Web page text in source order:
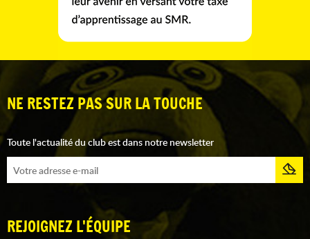
NE RESTEZ PAS SUR LA TOUCHE
Toute l'actualité du club est dans notre newsletter
REJOIGNEZ L'ÉQUIPE